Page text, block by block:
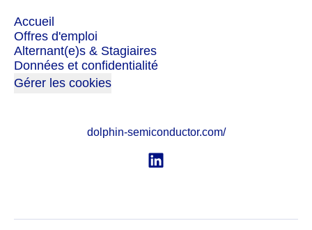
Accueil
Offres d'emploi
Alternant(e)s & Stagiaires
Données et confidentialité
Gérer les cookies
dolphin-semiconductor.com/